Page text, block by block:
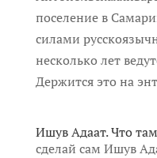
поселение в
силами
несколько лет
Держится это на
Ишув Адаат. Что
сделай сам Ишув